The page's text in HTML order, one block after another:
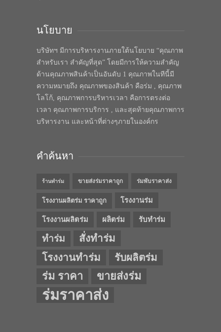
นโยบาย
บริษัทฯ มีการบริหารงานภายใต้นโยบาย “คุณภาพ
สำหรับเรา สำคัญที่สุด” โดยมีการให้ความสำคัญ
ด้านคุณภาพสินค้าเป็นอันดับ 1 คุณภาพในทีนี้มี
ความหมายถึง คุณภาพของสินค้า คือร่ม , คุณภาพ
โลโก้, คุณภาพการบริหารเวลา คือการตรงต่อ
เวลา คุณภาพการบริการ , และสุดท้ายคุณภาพการ
บริหารงาน และหน้าที่ต่างๆภายในองค์กร
คำค้นหา
ร้านทำร่ม ขายส่งร่มราคาถูก ร่มพับราคาส่ง
โรงงานผลิตร่ม ราคาถูก โรงงานร่ม
โรงงานผลิตร่ม ผลิตร่ม รับทำร่ม
ทำร่ม
สั่งทำร่ม
โรงงานทำร่ม
รับผลิตร่ม
ร่ม ราคา ขายส่งร่ม
ร่มราคาส่ง